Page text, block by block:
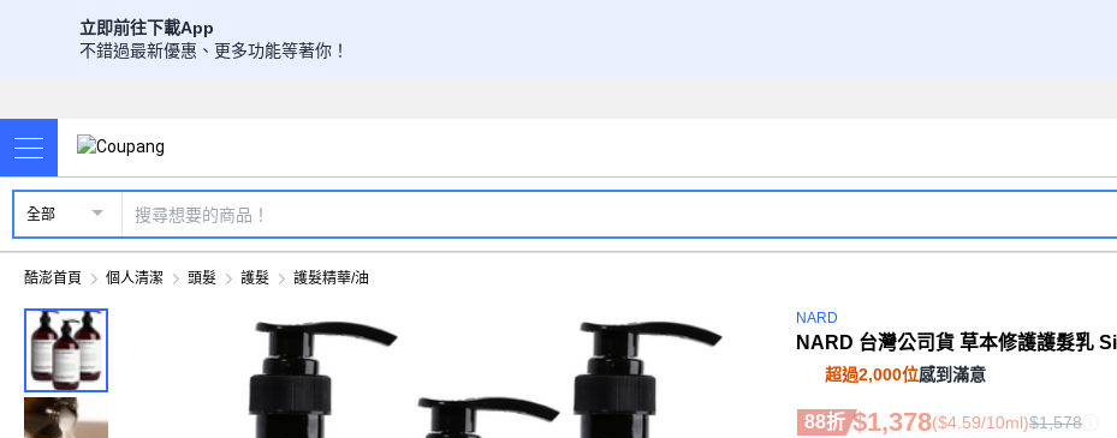
立即前往下載App
不錯過最新優惠、更多功能等著你！
全部
酷澎首頁 個人清潔 頭髮 護髮 護髮精華/油
NARD
NARD 台灣公司貨 草本修護護髮乳
超過2,000位感到滿意
88折 $1,378($4.59/10ml)$1,578